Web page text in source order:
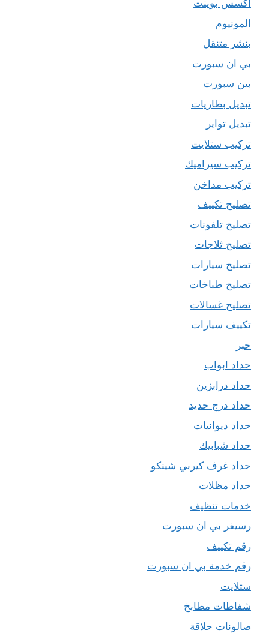
اكسس بوينت
المونيوم
بنشر متنقل
بي ان سبورت
بين سبورت
تبديل بطاريات
تبديل تواير
تركيب ستلايت
تركيب سيراميك
تركيب مداخن
تصليح تكييف
تصليح تلفونات
تصليح ثلاجات
تصليح سيارات
تصليح طباخات
تصليح غسالات
تكييف سيارات
حبر
حداد ابواب
حداد درابزين
حداد درج حديد
حداد ديوانيات
حداد شبابيك
حداد غرف كيربي شينكو
حداد مظلات
خدمات تنظيف
رسيفر بي ان سبورت
رقم تكييف
رقم خدمة بي ان سبورت
ستلايت
شفاطات مطابخ
صالونات حلاقة